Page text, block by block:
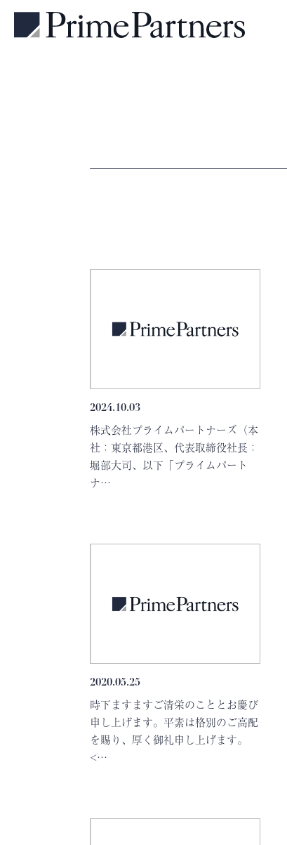
2024.10.03
株式会社プライムパートナーズ（本
社：東京都港区、代表取締役社長：
堀部大司、以下「プライムパート
ナ…
2020.05.25
時下ますますご清栄のこととお慶び
申し上げます。平素は格別のご高配
を賜り、厚く御礼申し上げます。
<…